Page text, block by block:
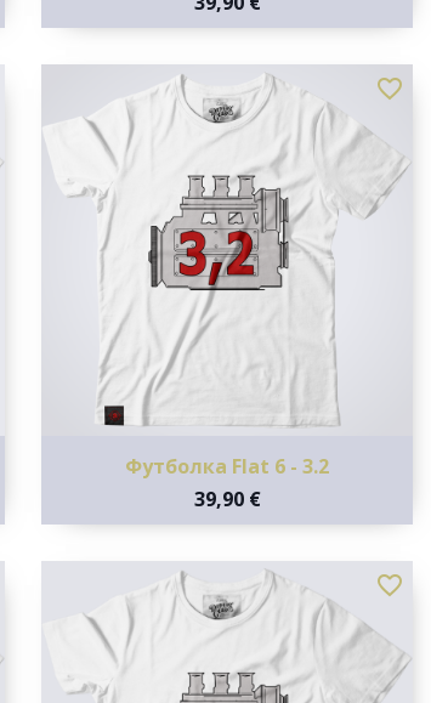
Футболка Flat 6 - 3.2
39,90 €
favorite_border
favorite_border